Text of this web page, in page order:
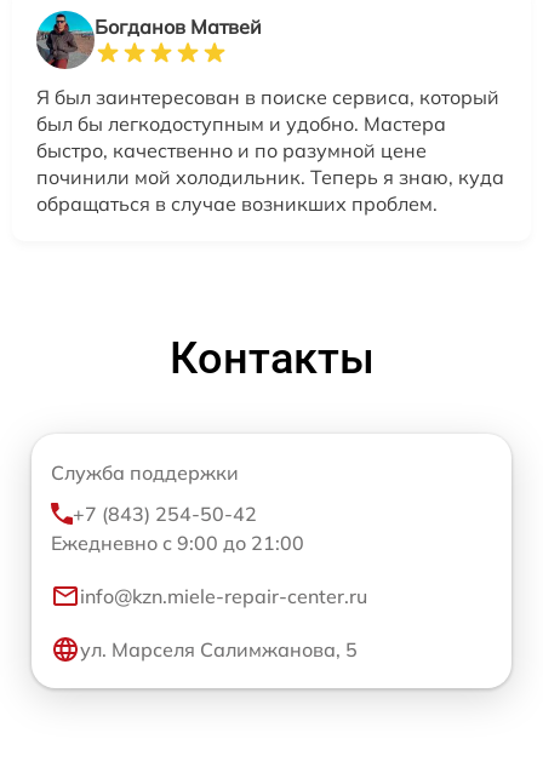
Богданов Матвей
Я был заинтересован в поиске сервиса, который
был бы легкодоступным и удобно. Мастера
быстро, качественно и по разумной цене
починили мой холодильник. Теперь я знаю, куда
обращаться в случае возникших проблем.
Контакты
Служба поддержки
+7 (843) 254-50-42
Ежедневно с 9:00 до 21:00
info@kzn.miele-repair-center.ru
ул. Марселя Салимжанова, 5